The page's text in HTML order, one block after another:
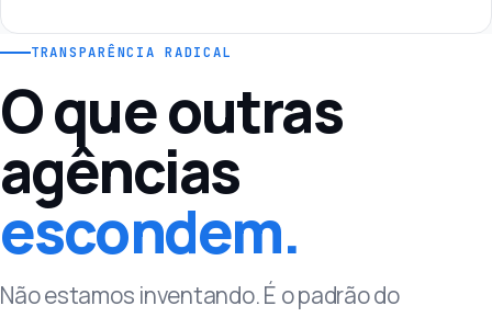
TRANSPARÊNCIA RADICAL
O que outras
agências
escondem.
Não estamos inventando. É o padrão do